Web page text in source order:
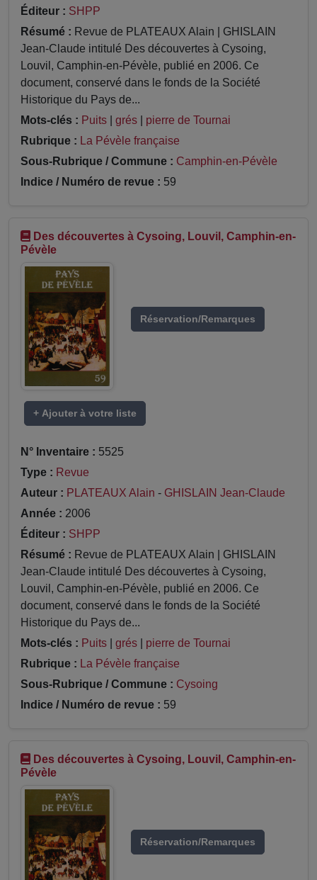
Éditeur : SHPP
Résumé : Revue de PLATEAUX Alain | GHISLAIN
Jean-Claude intitulé Des découvertes à Cysoing,
Louvil, Camphin-en-Pévèle, publié en 2006. Ce
document, conservé dans le fonds de la Société
Historique du Pays de...
Mots-clés : Puits grés
pierre de Tournai
Rubrique : La Pévèle française
Sous-Rubrique / Commune : Camphin-en-Pévèle
Indice / Numéro de revue : 59
Des découvertes à Cysoing, Louvil, Camphin-en-
Pévèle
Réservation/Remarques
+ Ajouter à votre liste
N° Inventaire : 5525
Type : Revue
Auteur : PLATEAUX Alain - GHISLAIN Jean-Claude
Année : 2006
Éditeur : SHPP
Résumé : Revue de PLATEAUX Alain | GHISLAIN
Jean-Claude intitulé Des découvertes à Cysoing,
Louvil, Camphin-en-Pévèle, publié en 2006. Ce
document, conservé dans le fonds de la Société
Historique du Pays de...
Mots-clés : Puits grés
pierre de Tournai
Rubrique : La Pévèle française
Sous-Rubrique / Commune : Cysoing
Indice / Numéro de revue : 59
Des découvertes à Cysoing, Louvil, Camphin-en-
Pévèle
Réservation/Remarques